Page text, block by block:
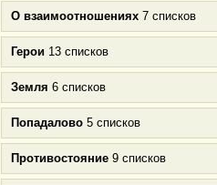
О взаимоотношениях 7 списков
Герои 13 списков
Земля 6 списков
Попадалово 5 списков
Противостояние 9 списков